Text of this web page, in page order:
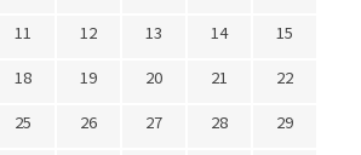
11 12 13 14
15
18 19 20 21
22
25 26 27 28
29